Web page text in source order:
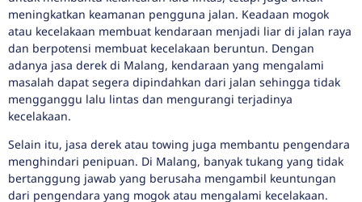
meningkatkan keamanan pengguna jalan. Keadaan mogok
atau kecelakaan membuat kendaraan menjadi liar di jalan raya
dan berpotensi membuat kecelakaan beruntun. Dengan
adanya jasa derek di Malang, kendaraan yang mengalami
masalah dapat segera dipindahkan dari jalan sehingga tidak
mengganggu lalu lintas dan mengurangi terjadinya
kecelakaan.
Selain itu, jasa derek atau towing juga membantu pengendara
menghindari penipuan. Di Malang, banyak tukang yang tidak
bertanggung jawab yang berusaha mengambil keuntungan
dari pengendara yang mogok atau mengalami kecelakaan.